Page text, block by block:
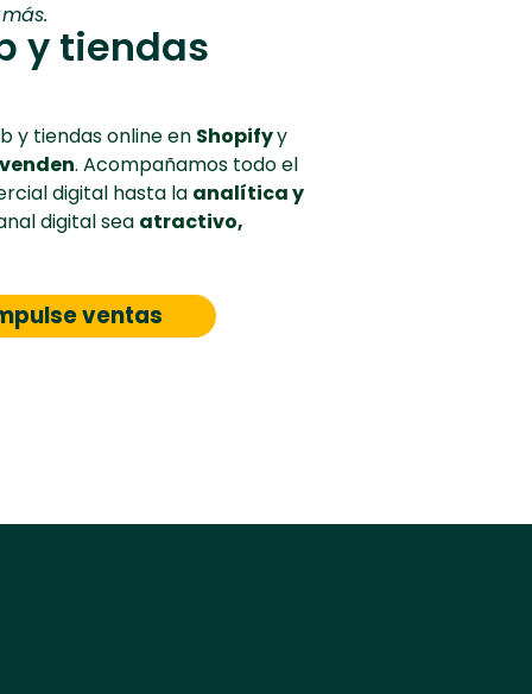
y tiendas
y tiendas online en Shopifyy
. Acompañamos todo el
digital hasta la analítica y
digital sea atractivo,
ventas